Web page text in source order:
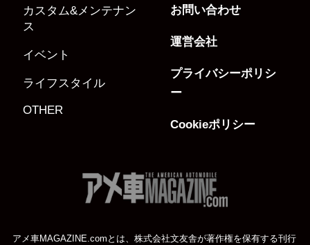
カスタム&メンテナン
ス
イベント
ライフスタイル
OTHER
お問い合わせ
運営会社
プライバシーポリシ
ー
Cookieポリシー
アメ車MAGAZINE.comとは、株式会社文友舎が著作権を保有する刊行